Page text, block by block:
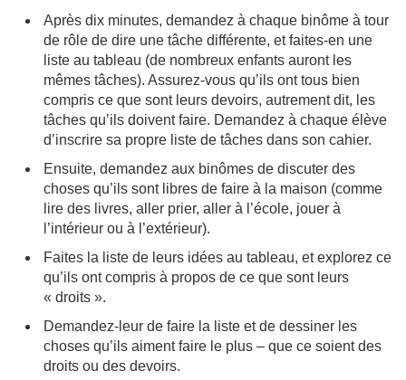
Après dix minutes, demandez à chaque binôme à tour
de rôle de dire une tâche différente, et faites-en une
liste au tableau (de nombreux enfants auront les
mêmes tâches). Assurez-vous qu’ils ont tous bien
compris ce que sont leurs devoirs, autrement dit, les
tâches qu’ils doivent faire. Demandez à chaque élève
d’inscrire sa propre liste de tâches dans son cahier.
Ensuite, demandez aux binômes de discuter des
choses qu’ils sont libres de faire à la maison (comme
lire des livres, aller prier, aller à l’école, jouer à
l’intérieur ou à l’extérieur).
Faites la liste de leurs idées au tableau, et explorez ce
qu’ils ont compris à propos de ce que sont leurs
« droits ».
Demandez-leur de faire la liste et de dessiner les
choses qu’ils aiment faire le plus – que ce soient des
droits ou des devoirs.